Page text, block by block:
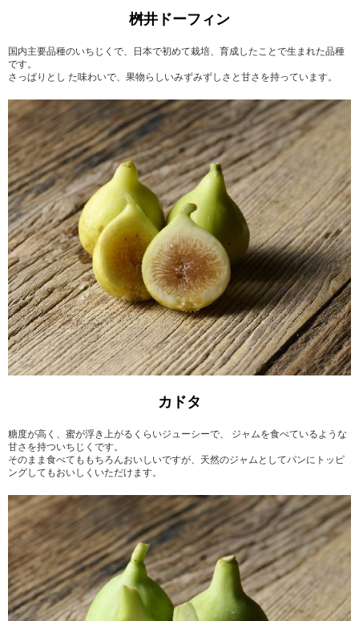
桝井ドーフィン
国内主要品種のいちじくで、日本で初めて栽培、育成したことで生まれた品種
です。
さっぱりとし た味わいで、果物らしいみずみずしさと甘さを持っています。
カドタ
糖度が高く、蜜が浮き上がるくらいジューシーで、 ジャムを食べているような
甘さを持ついちじくです。
そのまま食べてももちろんおいしいですが、天然のジャムとしてパンにトッピ
ングしてもおいしくいただけます。